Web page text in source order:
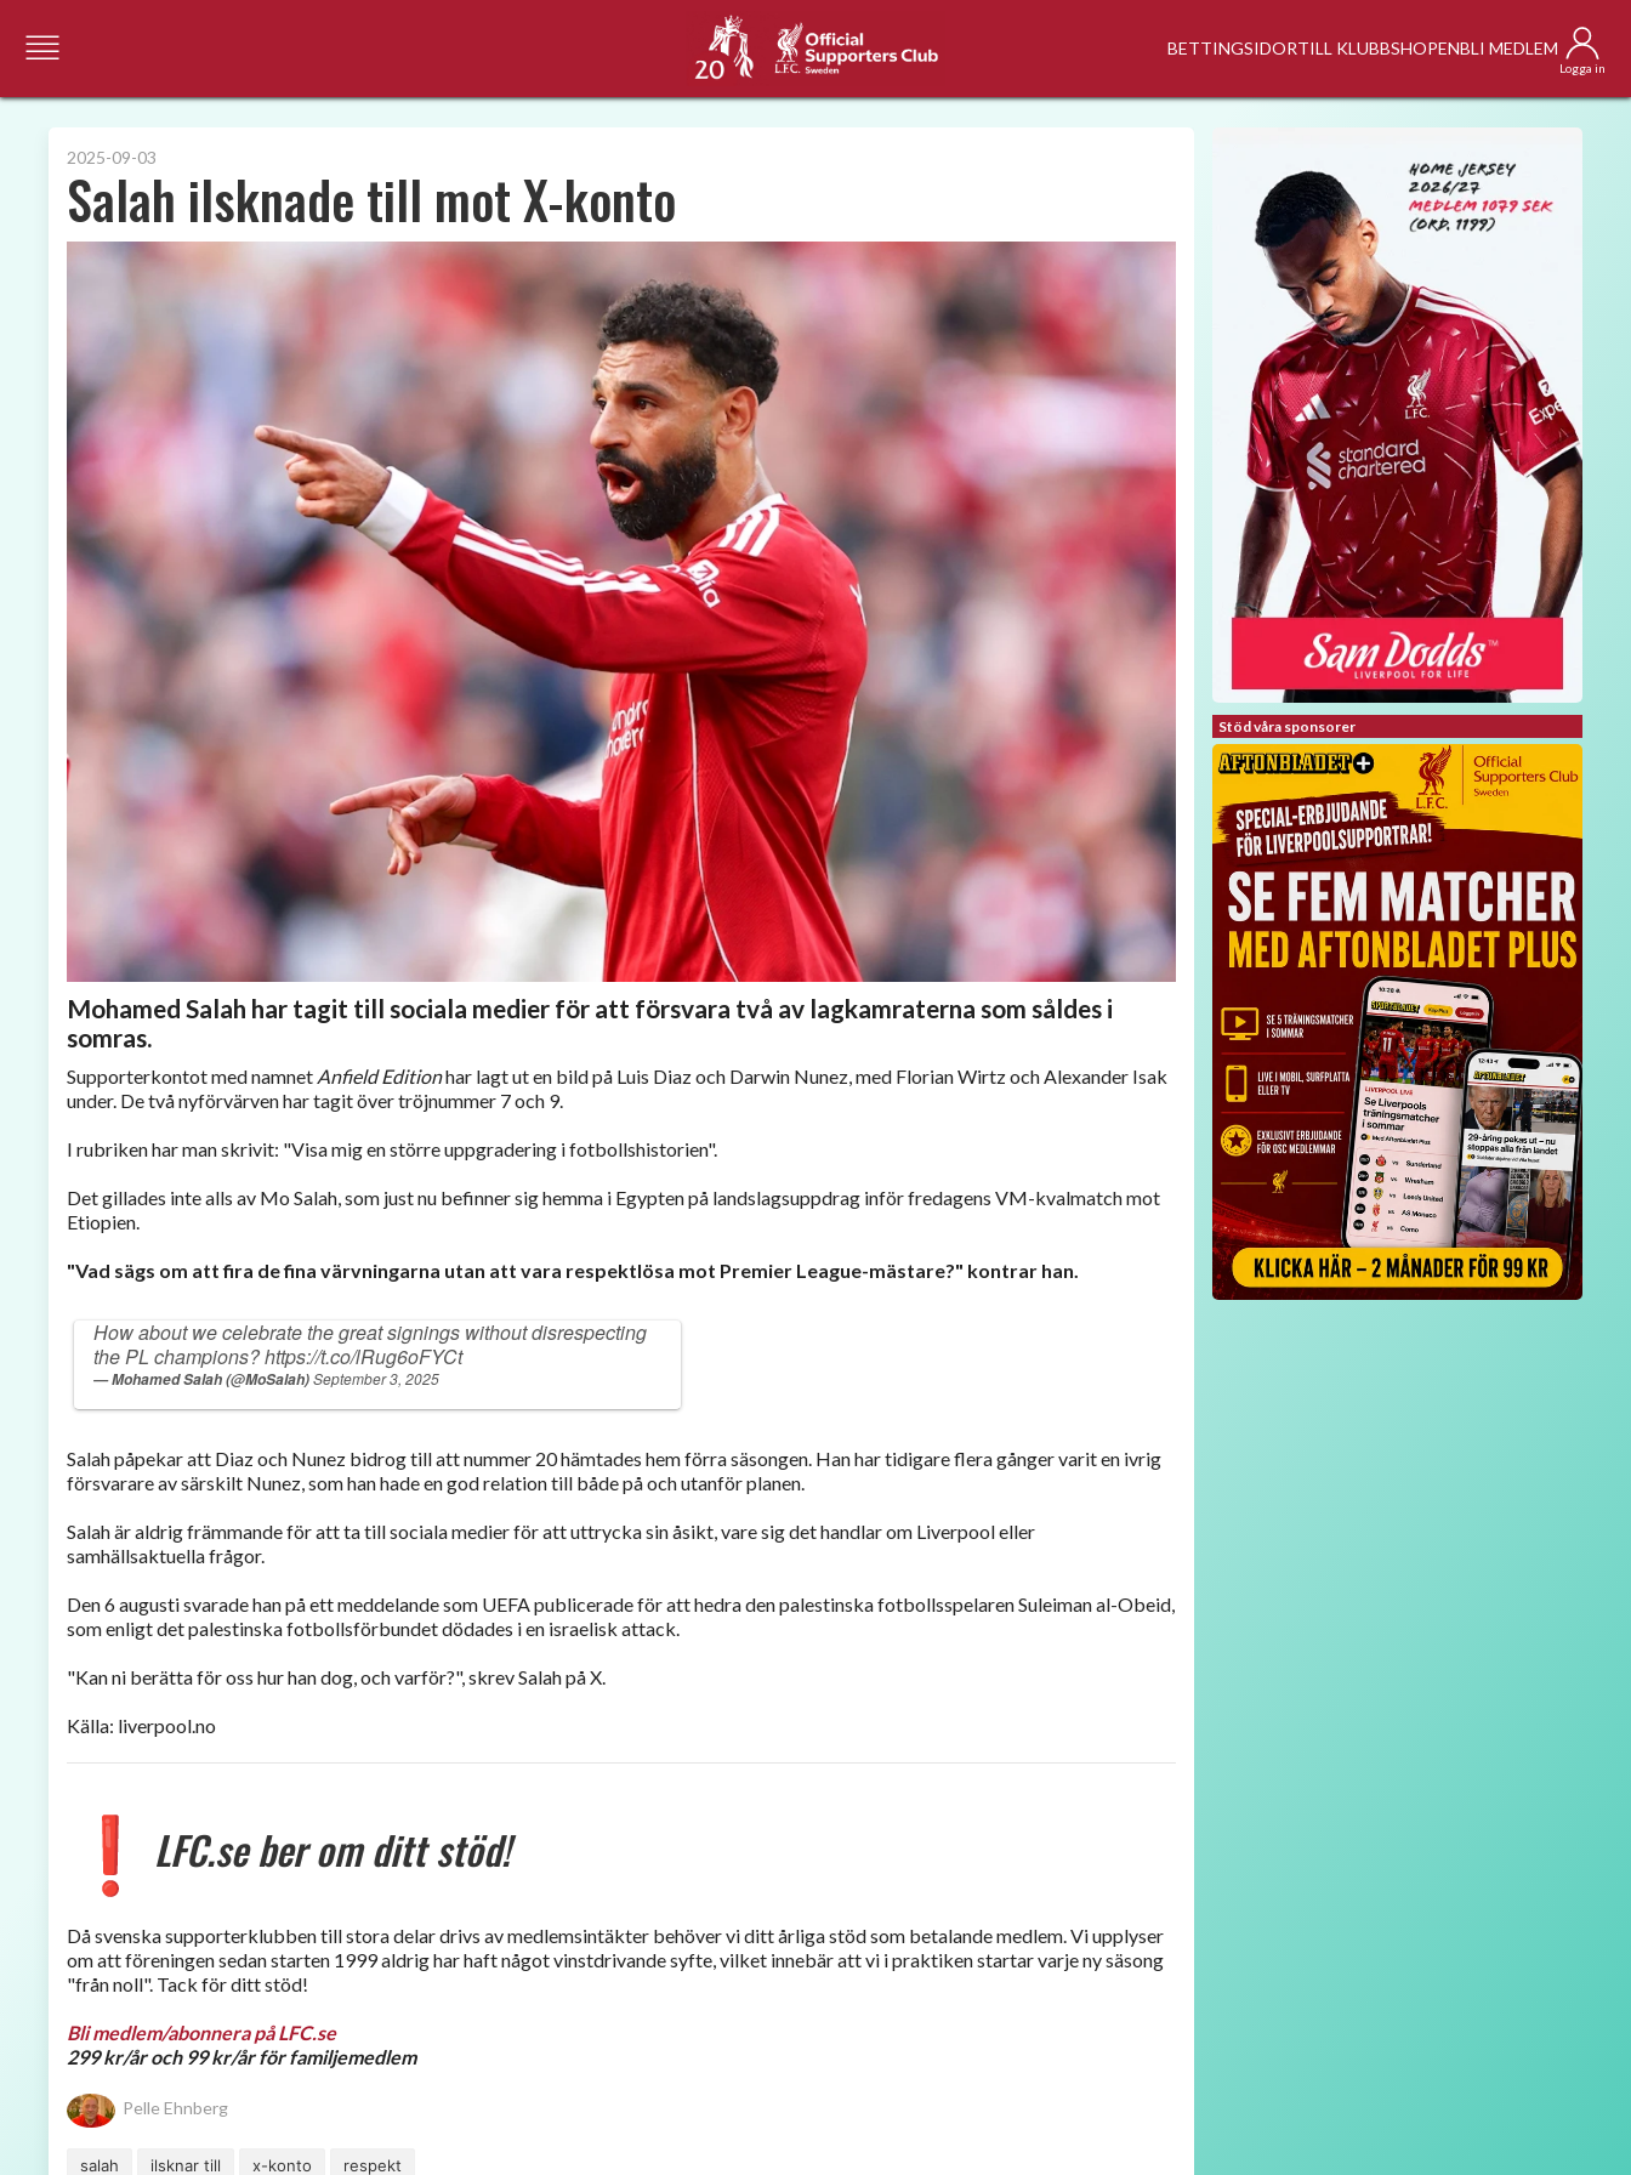
BETTINGSIDORTILL KLUBBSHOPENBLI MEDLEM
Logga in
2025-09-03
Salah ilsknade till mot X-konto
Mohamed Salah har tagit till sociala medier för att försvara två av lagkamraterna som såldes i
somras.
Supporterkontot med namnet Anfield Editionhar lagt ut en bild på Luis Diaz och Darwin Nunez, med Florian Wirtz och Alexander Isak
under. De två nyförvärven har tagit över tröjnummer 7 och 9.
I rubriken har man skrivit: "Visa mig en större uppgradering i fotbollshistorien".
Det gillades inte alls av Mo Salah, som just nu befinner sig hemma i Egypten på landslagsuppdrag inför fredagens VM-kvalmatch mot
Etiopien.
"Vad sägs om att fira de fina värvningarna utan att vara respektlösa mot Premier League-mästare?" kontrar han.
How about we celebrate the great signings without disrespecting
the PL champions?https://t.co/lRug6oFYCt
— Mohamed Salah (@MoSalah)September 3, 2025
Salah påpekar att Diaz och Nunez bidrog till att nummer 20 hämtades hem förra säsongen. Han har tidigare flera gånger varit en ivrig
försvarare av särskilt Nunez, som han hade en god relation till både på och utanför planen.
Salah är aldrig främmande för att ta till sociala medier för att uttrycka sin åsikt, vare sig det handlar om Liverpool eller
samhällsaktuella frågor.
Den 6 augusti svarade han på ett meddelande som UEFA publicerade för att hedra den palestinska fotbollsspelaren Suleiman al-Obeid,
som enligt det palestinska fotbollsförbundet dödades i en israelisk attack.
"Kan ni berätta för oss hur han dog, och varför?", skrev Salah på X.
Källa: liverpool.no
LFC.se ber om ditt stöd!
Då svenska supporterklubben till stora delar drivs av medlemsintäkter behöver vi ditt årliga stöd som betalande medlem. Vi upplyser
om att föreningen sedan starten 1999 aldrig har haft något vinstdrivande syfte, vilket innebär att vi i praktiken startar varje ny säsong
"från noll". Tack för ditt stöd!
Bli medlem/abonnera på LFC.se
299 kr/år och 99 kr/år för familjemedlem
Pelle Ehnberg
salah ilsknar till x-konto respekt
Stöd våra sponsorer